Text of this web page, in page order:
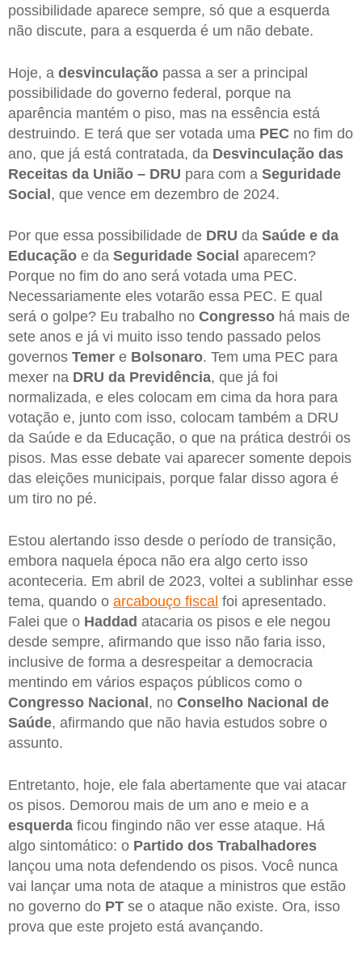
possibilidade aparece sempre, só que a esquerda
não discute, para a esquerda é um não debate.
Hoje, a desvinculação passa a ser a principal
possibilidade do governo federal, porque na
aparência mantém o piso, mas na essência está
destruindo. E terá que ser votada uma PEC no fim do
ano, que já está contratada, da Desvinculação das
Receitas da União – DRU para com a Seguridade
Social, que vence em dezembro de 2024.
Por que essa possibilidade de DRU da Saúde e da
Educação e da Seguridade Social aparecem?
Porque no fim do ano será votada uma PEC.
Necessariamente eles votarão essa PEC. E qual
será o golpe? Eu trabalho no Congresso há mais de
sete anos e já vi muito isso tendo passado pelos
governos Temer e Bolsonaro. Tem uma PEC para
mexer na DRU da Previdência, que já foi
normalizada, e eles colocam em cima da hora para
votação e, junto com isso, colocam também a DRU
da Saúde e da Educação, o que na prática destrói os
pisos. Mas esse debate vai aparecer somente depois
das eleições municipais, porque falar disso agora é
um tiro no pé.
Estou alertando isso desde o período de transição,
embora naquela época não era algo certo isso
aconteceria. Em abril de 2023, voltei a sublinhar esse
tema, quando o arcabouço fiscal foi apresentado.
Falei que o Haddad atacaria os pisos e ele negou
desde sempre, afirmando que isso não faria isso,
inclusive de forma a desrespeitar a democracia
mentindo em vários espaços públicos como o
Congresso Nacional , no Conselho Nacional de
Saúde, afirmando que não havia estudos sobre o
assunto.
Entretanto, hoje, ele fala abertamente que vai atacar
os pisos. Demorou mais de um ano e meio e a
esquerda ficou fingindo não ver esse ataque. Há
algo sintomático: o Partido dos Trabalhadores
lançou uma nota defendendo os pisos. Você nunca
vai lançar uma nota de ataque a ministros que estão
no governo do PT se o ataque não existe. Ora, isso
prova que este projeto está avançando.